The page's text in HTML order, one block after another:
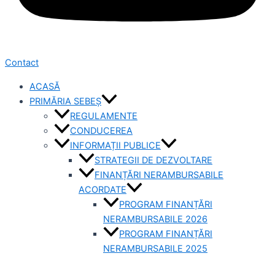
Contact
ACASĂ
PRIMĂRIA SEBEȘ
REGULAMENTE
CONDUCEREA
INFORMAȚII PUBLICE
STRATEGII DE DEZVOLTARE
FINANȚĂRI NERAMBURSABILE
ACORDATE
PROGRAM FINANȚĂRI
NERAMBURSABILE 2026
PROGRAM FINANȚĂRI
NERAMBURSABILE 2025